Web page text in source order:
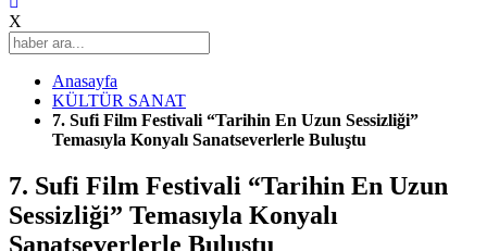
X
Anasayfa
KÜLTÜR SANAT
7. Sufi Film Festivali “Tarihin En Uzun Sessizliği”
Temasıyla Konyalı Sanatseverlerle Buluştu
7. Sufi Film Festivali “Tarihin En Uzun
Sessizliği” Temasıyla Konyalı
Sanatseverlerle Buluştu